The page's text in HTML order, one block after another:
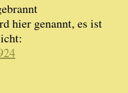
hier genannt, es ist